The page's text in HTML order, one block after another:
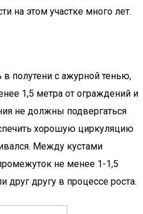
на этом участке много лет.
полутени с ажурной тенью,
1,5 метра от ограждений и
не должны подвергаться
хорошую циркуляцию
Между кустами
не менее 1-1,5
другу в процессе роста.